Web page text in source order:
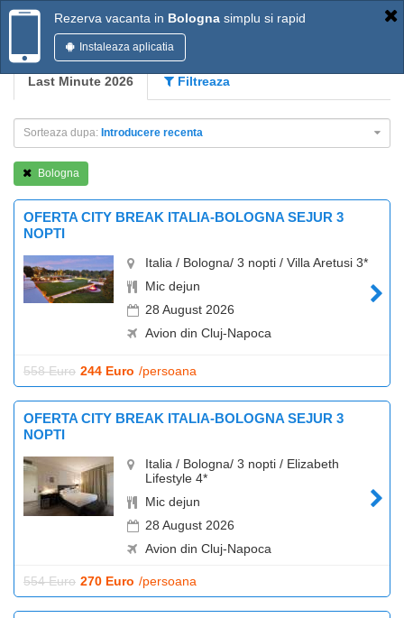
Rezerva vacanta in Bologna simplu si rapid
Instaleaza aplicatia
Last Minute 2026 Filtreaza
Sorteaza dupa: Introducere recenta
Bologna
OFERTA CITY BREAK ITALIA-BOLOGNA SEJUR 3
NOPTI
Italia / Bologna/ 3 nopti / Villa Aretusi 3*
Mic dejun
28 August 2026
Avion din Cluj-Napoca
558 Euro 244 Euro /persoana
OFERTA CITY BREAK ITALIA-BOLOGNA SEJUR 3
NOPTI
Italia / Bologna/ 3 nopti / Elizabeth
Lifestyle 4*
Mic dejun
28 August 2026
Avion din Cluj-Napoca
554 Euro 270 Euro /persoana